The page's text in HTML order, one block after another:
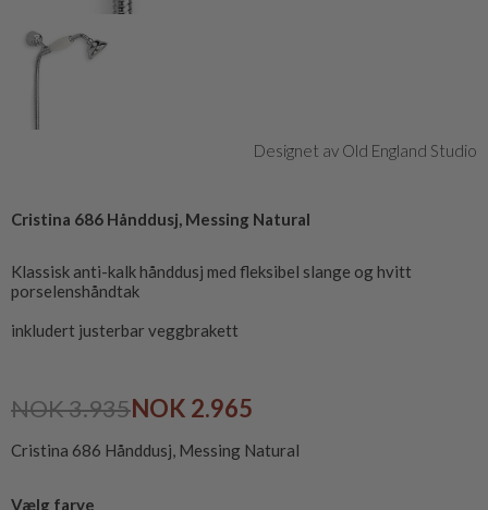
Designet av Old England Studio
Cristina 686 Hånddusj, Messing Natural
Klassisk anti-kalk hånddusj med fleksibel slange og hvitt
porselenshåndtak
inkludert justerbar veggbrakett
NOK 3.935NOK 2.965
Cristina 686 Hånddusj, Messing Natural
Vælg farve